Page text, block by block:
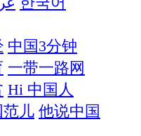
中国3分钟
一带一路网
Hi 中国人
范儿 他说中国